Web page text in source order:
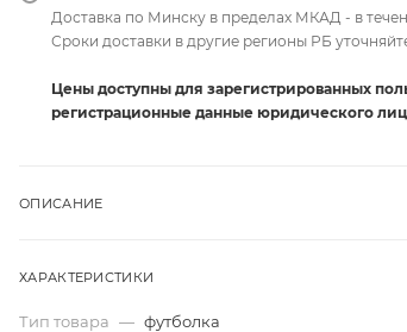
Доставка по Минску в пределах МКАД - в
Сроки доставки в другие регионы РБ
Цены доступны для зарегистрированных
регистрационные данные юридического
ОПИСАНИЕ
ХАРАКТЕРИСТИКИ
Тип товара — футболка